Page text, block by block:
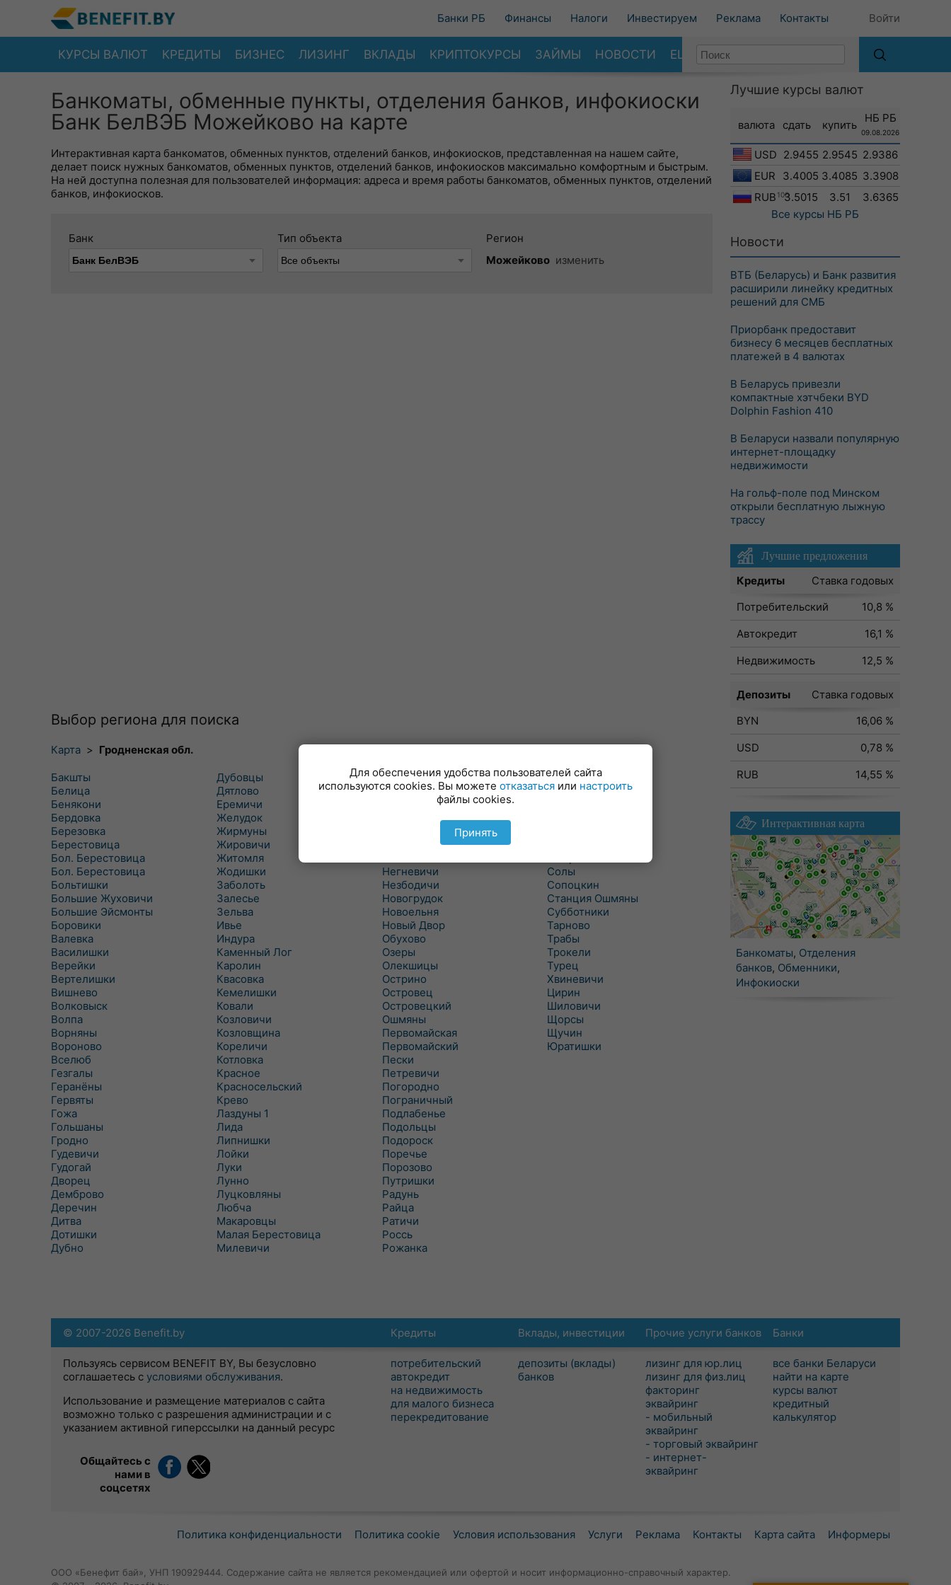
Банки РБ Финансы Налоги Инвестируем Реклама Контакты Войти
КУРСЫ ВАЛЮТ КРЕДИТЫ БИЗНЕС ЛИЗИНГ ВКЛАДЫ КРИПТОКУРСЫ ЗАЙМЫ НОВОСТИ ЕЩЕ
Банкоматы, обменные пункты, отделения банков, инфокиоски
Банк БелВЭБ Можейково на карте
Интерактивная карта банкоматов, обменных пунктов, отделений банков, инфокиосков, представленная на нашем сайте,
делает поиск нужных банкоматов, обменных пунктов, отделений банков, инфокиосков максимально комфортным и быстрым.
На ней доступна полезная для пользователей информация: адреса и время работы банкоматов, обменных пунктов, отделений
банков, инфокиосков.
Банк Тип объекта
Регион
Можейково изменить
Выбор региона для поиска
Карта > Гродненская обл.
Бакшты
Белица
Бенякони
Бердовка
Березовка
Берестовица
Бол. Берестовица
Бол. Берестовица
Больтишки
Большие Жуховичи
Большие Эйсмонты
Боровики
Валевка
Василишки
Верейки
Вертелишки
Вишнево
Волковыск
Волпа
Ворняны
Вороново
Вселюб
Гезгалы
Геранёны
Гервяты
Гожа
Гольшаны
Гродно
Гудевичи
Гудогай
Дворец
Демброво
Деречин
Дитва
Дотишки
Дубно
Дубовцы
Дятлово
Еремичи
Желудок
Жирмуны
Жировичи
Житомля
Жодишки
Заболоть
Залесье
Зельва
Ивье
Индура
Каменный Лог
Каролин
Квасовка
Кемелишки
Ковали
Козловичи
Козловщина
Кореличи
Котловка
Красное
Красносельский
Крево
Лаздуны 1
Лида
Липнишки
Лойки
Луки
Лунно
Луцковляны
Любча
Макаровцы
Малая Берестовица
Милевичи
Минойты
Мир
Михалишки
Можейково
Мосты Правые
Негневичи
Незбодичи
Новогрудок
Новоельня
Новый Двор
Обухово
Озеры
Олекшицы
Острино
Островец
Островецкий
Ошмяны
Первомайская
Первомайский
Пески
Петревичи
Погородно
Пограничный
Подлабенье
Подольцы
Подороск
Поречье
Порозово
Путришки
Радунь
Райца
Ратичи
Роcсь
Рожанка
Россь
Свислочь
Солы
Сопоцкин
Станция Ошмяны
Субботники
Тарново
Трабы
Трокели
Турец
Хвиневичи
Цирин
Шиловичи
Щорсы
Щучин
Юратишки
Лучшие курсы валют
валюта сдать купить
НБ РБ
09.08.2026
USD 2.9455 2.9545 2.9386
EUR
3.4005 3.4085 3.3908
RUB 1003.5015 3.51
3.6365
Все курсы НБ РБ
Новости
ВТБ (Беларусь) и Банк развития
расширили линейку кредитных
решений для СМБ
Приорбанк предоставит
бизнесу 6 месяцев бесплатных
платежей в 4 валютах
В Беларусь привезли
компактные хэтчбеки BYD
Dolphin Fashion 410
В Беларуси назвали популярную
интернет-площадку
недвижимости
На гольф-поле под Минском
открыли бесплатную лыжную
трассу
Лучшие предложения
Кредиты
Ставка годовых
Потребительский
10,8 %
Автокредит
16,1 %
Недвижимость
12,5 %
Депозиты
Ставка годовых
BYN
16,06 %
USD
0,78 %
RUB
14,55 %
Интерактивная карта
Банкоматы, Отделения
банков, Обменники,
Инфокиоски
Кредиты
потребительский
автокредит
на недвижимость
для малого бизнеса
перекредитование
Вклады, инвестиции
депозиты (вклады)
банков
Прочие услуги банков
лизинг для юр.лиц
лизинг для физ.лиц
факторинг
эквайринг
- мобильный
эквайринг
- торговый эквайринг
- интернет-
эквайринг
Банки
все банки Беларуси
найти на карте
курсы валют
кредитный
калькулятор
© 2007-2026 Benefit.by
Пользуясь сервисом BENEFIT BY, Вы безусловно
соглашаетесь с условиями обслуживания.
Использование и размещение материалов с сайта
возможно только с разрешения администрации и с
указанием активной гиперссылки на данный ресурс
Общайтесь с
нами в
соцсетях
Политика конфиденциальности Политика cookie Условия использования Услуги Реклама Контакты Карта сайта Информеры
ООО «Бенефит бай», УНП 190929444. Содержание сайта не является рекомендацией или офертой и носит информационно-справочный характер.
Для обеспечения удобства пользователей сайта
используются cookies. Вы можете отказаться или настроить
файлы cookies.
Принять